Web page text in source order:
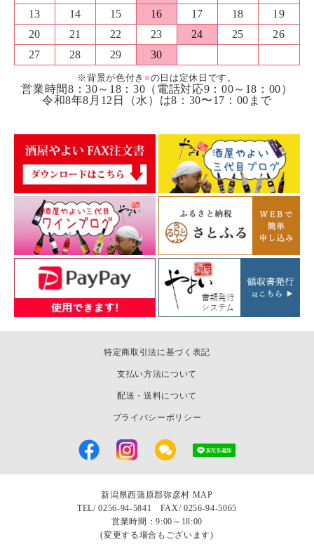
13
14 15 16 17 18
19
20
21 22 23 24 25
26
27
28 29 30
※背景が色付き ■の日は定休日です。
営業時間8：30～18：30（電話対応9：00～18：00）
令和8年8月12日（水）は8：30〜17：00まで
特定商取引法に基づく表記
支払い方法について
配送・送料について
プライバシーポリシー
新潟県西蒲原郡弥彦村 MAP
TEL/0256-94-5841 FAX/ 0256-94-5065
営業時間：9:00～18:00
(変更する場合もございます)